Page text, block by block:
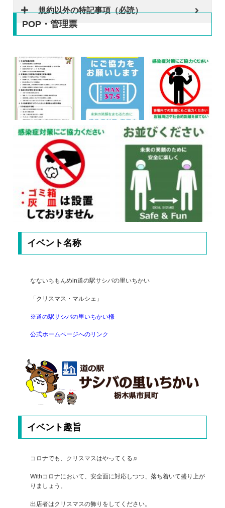
規約以外の特記事項（必読）
POP・管理票
イベント名称
なないちもんめin道の駅サシバの里いちかい
「クリスマス・マルシェ」
※道の駅サシバの里いちかい様
公式ホームページへのリンク
イベント趣旨
コロナでも、クリスマスはやってくる♬
Withコロナにおいて、安全面に対応しつつ、落ち着いて盛り上が
りましょう。
出店者はクリスマスの飾りをしてください。